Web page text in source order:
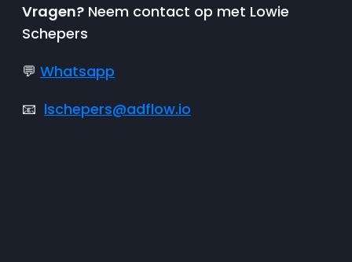
Vragen? Neem contact op met Lowie
Schepers
💬 Whatsapp
📧 lschepers@adflow.io